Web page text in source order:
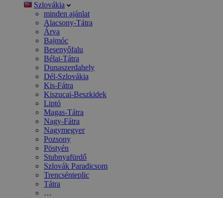
Szlovákia
minden ajánlat
Alacsony-Tátra
Árva
Bajmóc
Besenyőfalu
Bélai-Tátra
Dunaszerdahely
Dél-Szlovákia
Kis-Fátra
Kiszucai-Beszkidek
Liptó
Magas-Tátra
Nagy-Fátra
Nagymegyer
Pozsony
Pöstyén
Stubnyafürdő
Szlovák Paradicsom
Trencsénteplic
Tátra
…